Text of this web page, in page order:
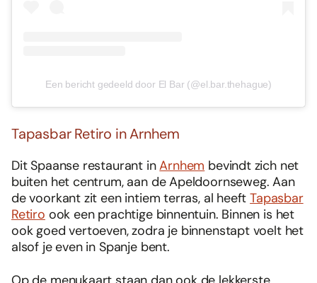
Een bericht gedeeld door El Bar (@el.bar.thehague)
Tapasbar Retiro in Arnhem
Dit Spaanse restaurant inArnhem bevindt zich net
buiten het centrum, aan de Apeldoornseweg. Aan
de voorkant zit een intiem terras, al heeftTapasbar
Retiro ook een prachtige binnentuin. Binnen is het
ook goed vertoeven, zodra je binnenstapt voelt het
alsof je even in Spanje bent.